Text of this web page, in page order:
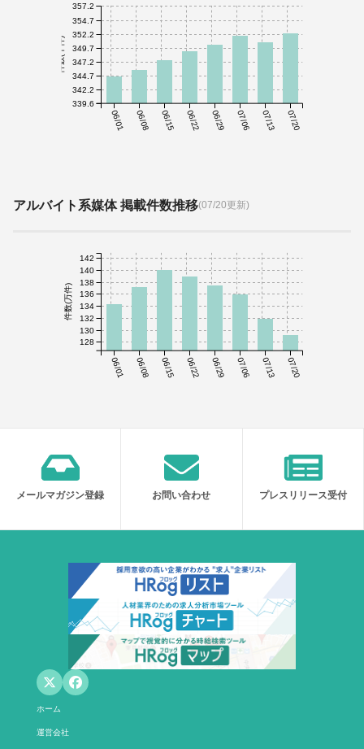
06/01 06/08 06/15 06/22 06/29 07/06 07/13 07/20
件数(千件)
339.6
342.2
344.7
347.2
349.7
352.2
354.7
357.2
アルバイト系媒体 掲載件数推移(07/20更新)
06/01 06/08 06/15 06/22 06/29 07/06 07/13 07/20
件数(万件)
128
130
132
134
136
138
140
142
メールマガジン登録 お問い合わせ プレスリリース受付
ホーム
運営会社